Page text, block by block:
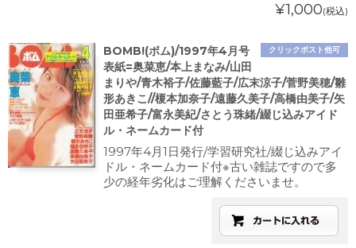
¥1,000(税込)
クリックポスト他可
BOMB!(ボム)/1997年4月号
表紙=奥菜恵/本上まなみ/山田
まりや/青木裕子/佐藤藍子/広末涼子/菅野美穂/雛
形あきこ//榎本加奈子/遠藤久美子/高橋由美子/矢
田亜希子/富永美紀/さとう珠緒/綴じ込みアイド
ル・ネームカード付
1997年4月1日発行/学習研究社/綴じ込みアイ
ドル・ネームカード付※古い雑誌ですので多
少の経年劣化はご理解くださいませ。